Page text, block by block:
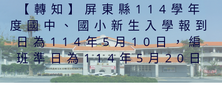
【轉知】屏東縣114學年
度國中、國小新生入學報到
日為114年5月10日，編
班準日為114年5月20日